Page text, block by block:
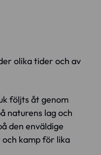
olika tider och av
följts åt genom
naturens lag och
den enväldige
kamp för lika